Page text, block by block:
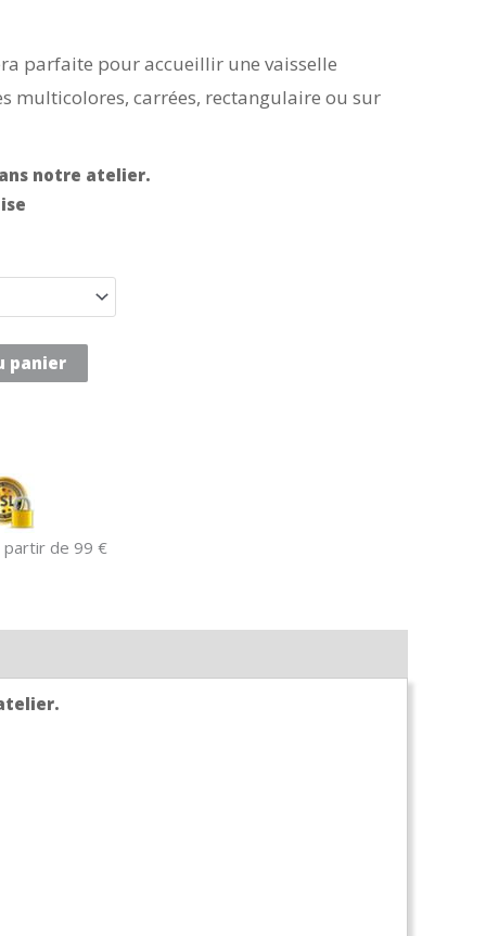
parfaite pour accueillir une vaisselle
multicolores, carrées, rectangulaire ou sur
notre atelier.
panier
partir de 99 €